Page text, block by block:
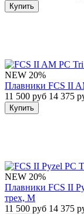
Купить
NEW 20%
Плавники FCS II
11 500 руб 14 375
Купить
NEW 20%
Плавники FCS II
трех, M
11 500 руб 14 375